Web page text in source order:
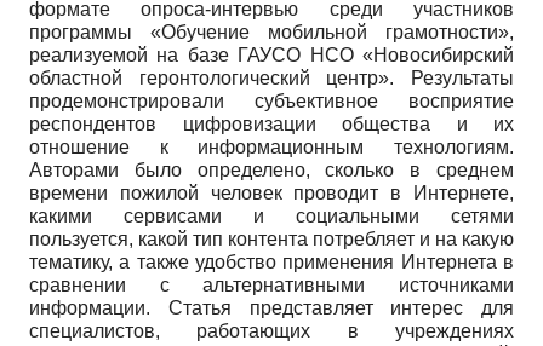
формате опроса-интервью среди участников
программы «Обучение мобильной грамотности»,
реализуемой на базе ГАУСО НСО «Новосибирский
областной геронтологический центр». Результаты
продемонстрировали субъективное восприятие
респондентов цифровизации общества и их
отношение к информационным технологиям.
Авторами было определено, сколько в среднем
времени пожилой человек проводит в Интернете,
какими сервисами и социальными сетями
пользуется, какой тип контента потребляет и на какую
тематику, а также удобство применения Интернета в
сравнении с альтернативными источниками
информации. Статья представляет интерес для
специалистов, работающих в учреждениях